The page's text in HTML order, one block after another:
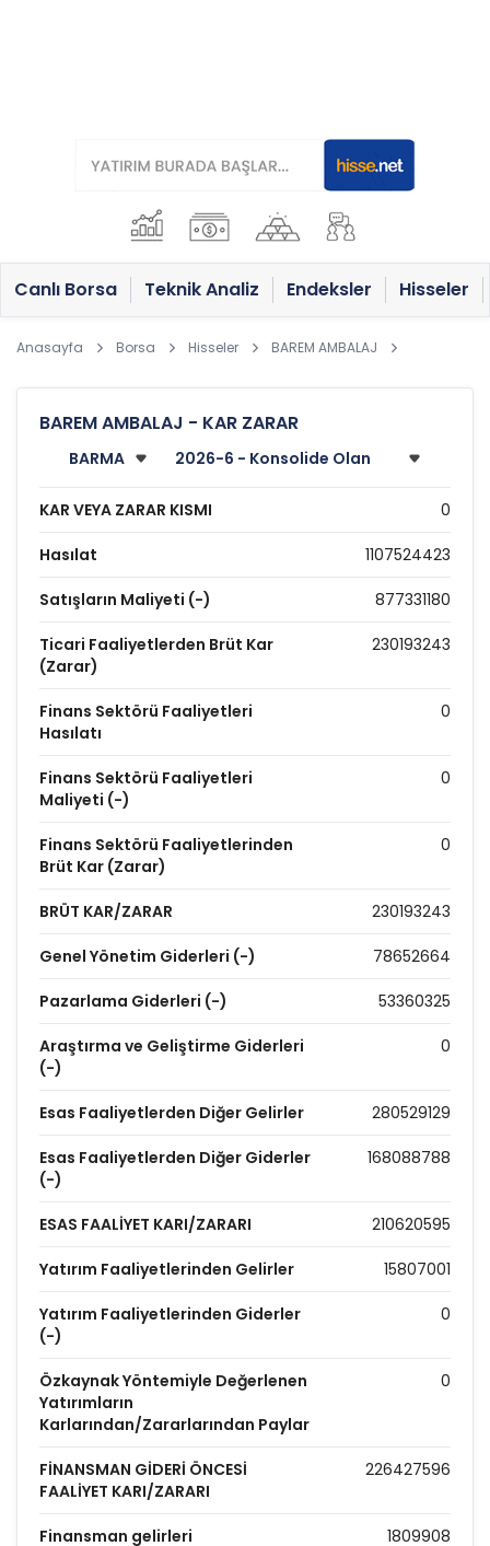
Canlı Borsa Teknik Analiz Endeksler Hisseler
Anasayfa Borsa Hisseler BAREM AMBALAJ
BAREM AMBALAJ - KAR ZARAR
KAR VEYA ZARAR KISMI 0
Hasılat 1107524423
Satışların Maliyeti (-) 877331180
Ticari Faaliyetlerden Brüt Kar
(Zarar)
230193243
Finans Sektörü Faaliyetleri
Hasılatı
0
Finans Sektörü Faaliyetleri
Maliyeti (-)
0
Finans Sektörü Faaliyetlerinden
Brüt Kar (Zarar)
0
BRÜT KAR/ZARAR 230193243
Genel Yönetim Giderleri (-) 78652664
Pazarlama Giderleri (-) 53360325
Araştırma ve Geliştirme Giderleri
(-)
0
Esas Faaliyetlerden Diğer Gelirler 280529129
Esas Faaliyetlerden Diğer Giderler
(-)
168088788
ESAS FAALİYET KARI/ZARARI 210620595
Yatırım Faaliyetlerinden Gelirler 15807001
Yatırım Faaliyetlerinden Giderler
(-)
0
Özkaynak Yöntemiyle Değerlenen
Yatırımların
Karlarından/Zararlarından Paylar
0
FİNANSMAN GİDERİ ÖNCESİ
FAALİYET KARI/ZARARI
226427596
Finansman gelirleri 1809908